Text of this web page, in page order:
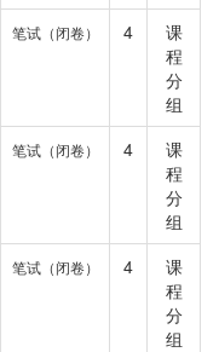
笔试（闭卷） 4
课
程
分
组
笔试（闭卷） 4
课
程
分
组
笔试（闭卷） 4
课
程
分
组